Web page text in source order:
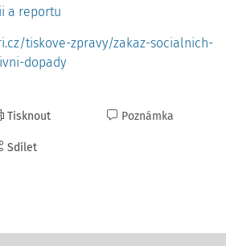
a reportu
tiskove-zpravy/zakaz-socialnich-
dopady
Tisknout
Sdílet
Poznámka